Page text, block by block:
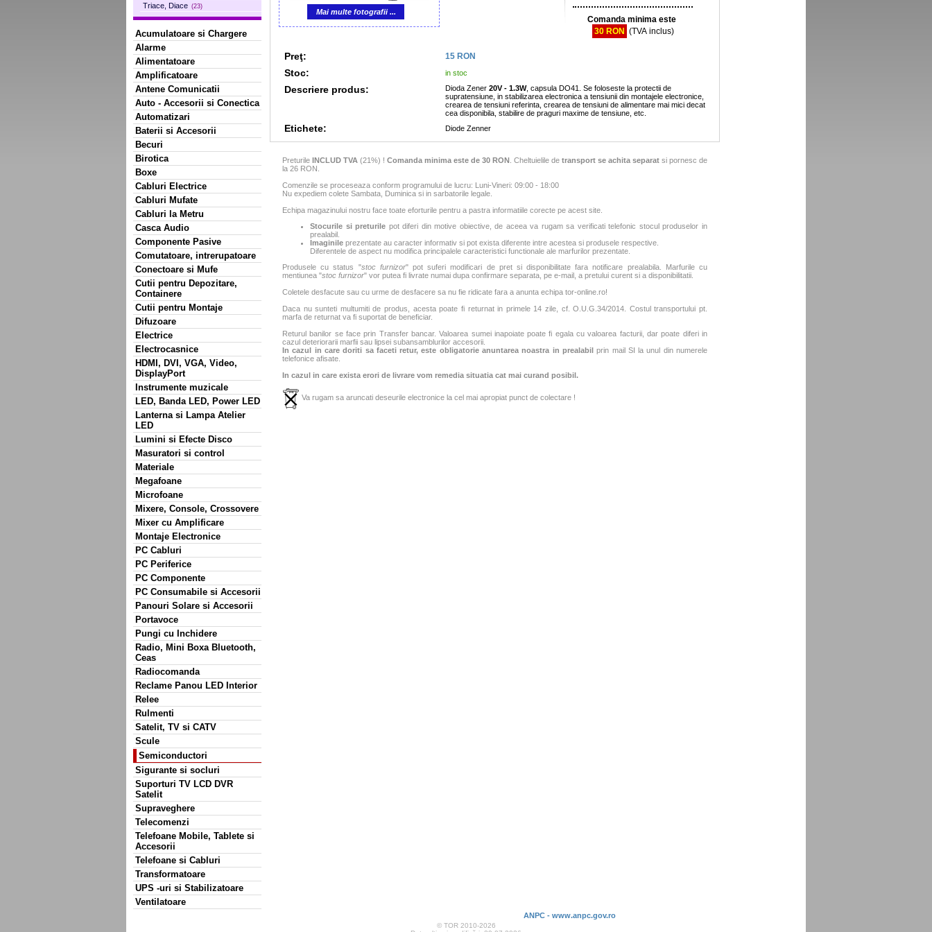
Triace, Diace (23)
Acumulatoare si Chargere
Alarme
Alimentatoare
Amplificatoare
Antene Comunicatii
Auto - Accesorii si Conectica
Automatizari
Baterii si Accesorii
Becuri
Birotica
Boxe
Cabluri Electrice
Cabluri Mufate
Cabluri la Metru
Casca Audio
Componente Pasive
Comutatoare, intrerupatoare
Conectoare si Mufe
Cutii pentru Depozitare,
Containere
Cutii pentru Montaje
Difuzoare
Electrice
Electrocasnice
HDMI, DVI, VGA, Video,
DisplayPort
Instrumente muzicale
LED, Banda LED, Power LED
Lanterna si Lampa Atelier
LED
Lumini si Efecte Disco
Masuratori si control
Materiale
Megafoane
Microfoane
Mixere, Console, Crossovere
Mixer cu Amplificare
Montaje Electronice
PC Cabluri
PC Periferice
PC Componente
PC Consumabile si Accesorii
Panouri Solare si Accesorii
Portavoce
Pungi cu Inchidere
Radio, Mini Boxa Bluetooth,
Ceas
Radiocomanda
Reclame Panou LED Interior
Relee
Rulmenti
Satelit, TV si CATV
Scule
Semiconductori
Sigurante si socluri
Suporturi TV LCD DVR
Satelit
Supraveghere
Telecomenzi
Telefoane Mobile, Tablete si
Accesorii
Telefoane si Cabluri
Transformatoare
UPS -uri si Stabilizatoare
Ventilatoare
Mai multe fotografii ...
Comanda minima este
30 RON (TVA inclus)
Preţ: 15 RON
Stoc: in stoc
Descriere produs: Dioda Zener 20V - 1.3W, capsula DO41. Se foloseste la protectii de
supratensiune, in stabilizarea electronica a tensiunii din montajele electronice,
crearea de tensiuni referinta, crearea de tensiuni de alimentare mai mici decat
cea disponibila, stabilire de praguri maxime de tensiune, etc.
Etichete: Diode Zenner
Preturile INCLUD TVA (21%) ! Comanda minima este de 30 RON . Cheltuielile de transport se achita separat si pornesc de
la 26 RON.
Comenzile se proceseaza conform programului de lucru: Luni-Vineri: 09:00 - 18:00
Nu expediem colete Sambata, Duminica si in sarbatorile legale.
Echipa magazinului nostru face toate eforturile pentru a pastra informatiile corecte pe acest site.
Stocurile si preturile pot diferi din motive obiective, de aceea va rugam sa verificati telefonic stocul produselor in
prealabil.
Imaginile prezentate au caracter informativ si pot exista diferente intre acestea si produsele respective.
Diferentele de aspect nu modifica principalele caracteristici functionale ale marfurilor prezentate.
Produsele cu status "stoc furnizor" pot suferi modificari de pret si disponibilitate fara notificare prealabila. Marfurile cu
mentiunea "stoc furnizor" vor putea fi livrate numai dupa confirmare separata, pe e-mail, a pretului curent si a disponibilitatii.
Coletele desfacute sau cu urme de desfacere sa nu fie ridicate fara a anunta echipa tor-online.ro!
Daca nu sunteti multumiti de produs, acesta poate fi returnat in primele 14 zile, cf. O.U.G.34/2014. Costul transportului pt.
marfa de returnat va fi suportat de beneficiar.
Returul banilor se face prin Transfer bancar. Valoarea sumei inapoiate poate fi egala cu valoarea facturii, dar poate diferi in
cazul deteriorarii marfii sau lipsei subansamblurilor accesorii.
In cazul in care doriti sa faceti retur, este obligatorie anuntarea noastra in prealabil prin mail SI la unul din numerele
telefonice afisate.
In cazul in care exista erori de livrare vom remedia situatia cat mai curand posibil.
Va rugam sa aruncati deseurile electronice la cel mai apropiat punct de colectare !
ANPC - www.anpc.gov.ro
© TOR 2010-2026